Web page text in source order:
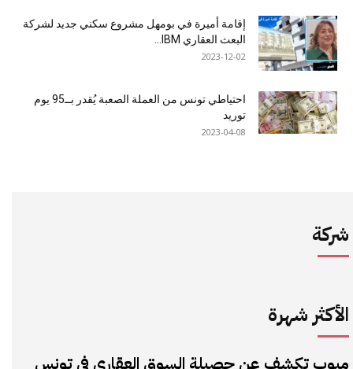
إقامة أميرة في بومهل مشروع سكني جديد لشركة
البعث العقاري IBM...
2023-12-02
احتياطي تونس من العملة الصعبة يُقدر بــ95 يوم
توريد
2023-04-08
شركة
الأكثر شهرة
مبوب تكشف عن حصيلة السوق العقاري في تونس